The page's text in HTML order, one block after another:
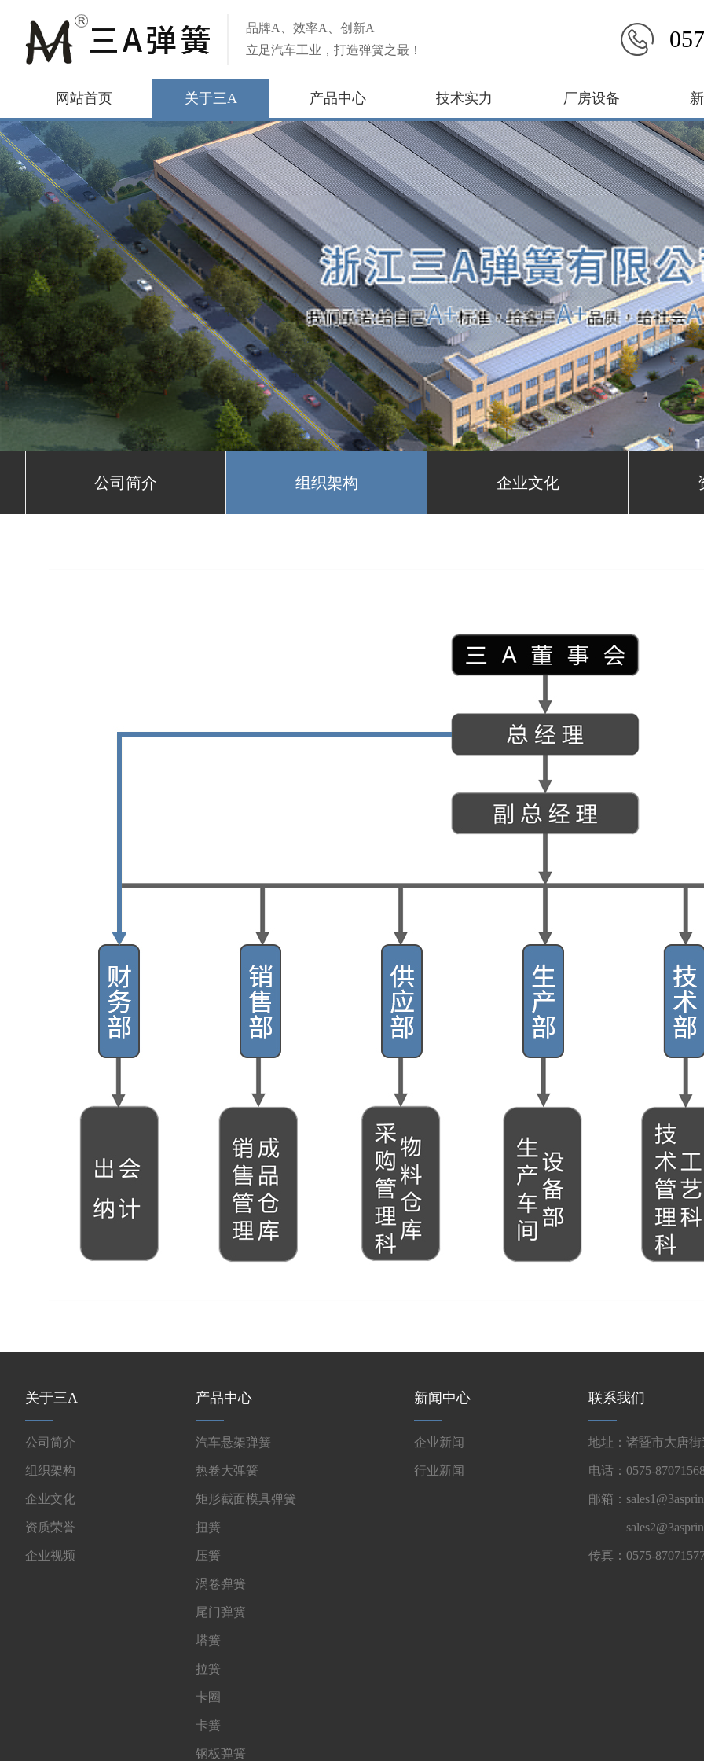
品牌A、效率A、创新A
立足汽车工业，打造弹簧之最！
网站首页 关于三A 产品中心 技术实力 厂房设备
公司简介 组织架构 企业文化
关于三A
公司简介
组织架构
企业文化
资质荣誉
企业视频
产品中心
汽车悬架弹簧
热卷大弹簧
矩形截面模具弹簧
扭簧
压簧
涡卷弹簧
尾门弹簧
塔簧
拉簧
卡圈
卡簧
钢板弹簧
新闻中心
企业新闻
行业新闻
联系我们
地址：诸暨市大唐
电话：0575-
邮箱：
传真：0575-